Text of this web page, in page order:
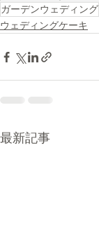
ガーデンウェディング
ウェディングケーキ
最新記事